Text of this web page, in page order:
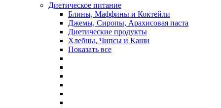
Диетическое питание
Блины, Маффины и Коктейли
Джемы, Сиропы, Арахисовая паста
Диетические продукты
Хлебцы, Чипсы и Каши
Показать все